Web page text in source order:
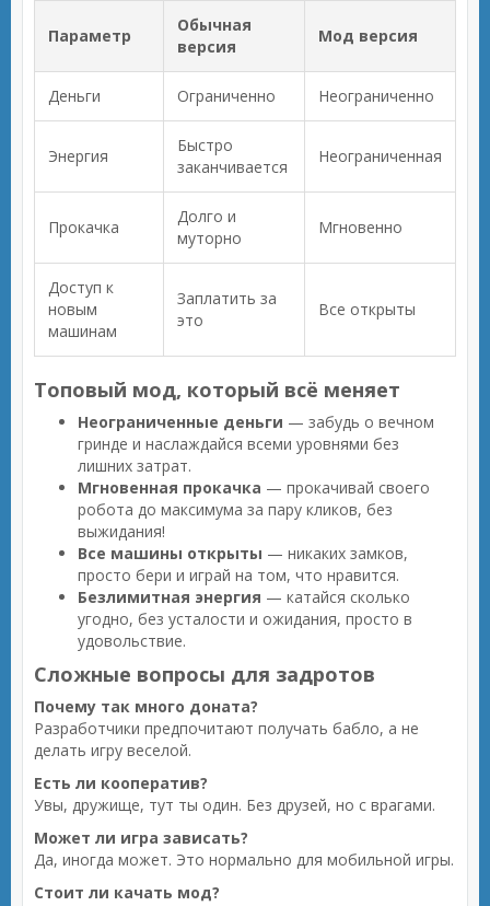
Параметр
Обычная
версия
Мод версия
Деньги Ограниченно Неограниченно
Энергия
Быстро
заканчивается
Неограниченная
Прокачка
Долго и
муторно
Мгновенно
Доступ к
новым
машинам
Заплатить за
это
Все открыты
Топовый мод, который всё меняет
Неограниченные деньги — забудь о вечном
гринде и наслаждайся всеми уровнями без
лишних затрат.
Мгновенная прокачка — прокачивай своего
робота до максимума за пару кликов, без
выжидания!
Все машины открыты — никаких замков,
просто бери и играй на том, что нравится.
Безлимитная энергия — катайся сколько
угодно, без усталости и ожидания, просто в
удовольствие.
Сложные вопросы для задротов
Почему так много доната?
Разработчики предпочитают получать бабло, а не
делать игру веселой.
Есть ли кооператив?
Увы, дружище, тут ты один. Без друзей, но с врагами.
Может ли игра зависать?
Да, иногда может. Это нормально для мобильной игры.
Стоит ли качать мод?